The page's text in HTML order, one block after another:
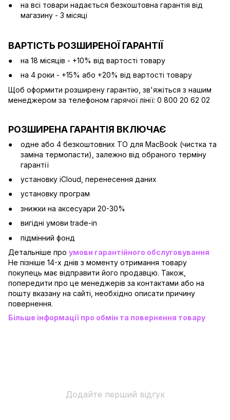
на всі товари надається безкоштовна гарантія від
магазину - 3 місяці
ВАРТІСТЬ РОЗШИРЕНОЇ ГАРАНТІЇ
на 18 місяців - +10% від вартості товару
на 4 роки - +15% або +20% від вартості товару
Щоб оформити розширену гарантію, зв'яжіться з нашим
менеджером за телефоном гарячої лінії: 0 800 20 62 02
РОЗШИРЕНА ГАРАНТІЯ ВКЛЮЧАЄ
одне або 4 безкоштовних ТО для MacBook (чистка та
заміна термопасти), залежно від обраного терміну
гарантії
установку iCloud, перенесення даних
установку програм
знижки на аксесуари 20-30%
вигідні умови trade-in
підмінний фонд
Детальніше про умови гарантійного обслуговування
Не пізніше 14-х днів з моменту отримання товару
покупець має відправити його продавцю. Також,
попередити про це менеджерів за контактами або на
пошту вказану на сайті, необхідно описати причину
повернення.
Більше інформації про обмін та повернення товару
Додайте перший відгук